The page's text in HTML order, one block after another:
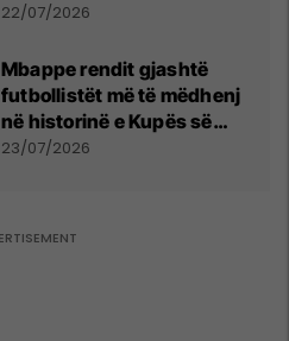
22/07/2026
Mbappe rendit gjashtë
futbollistët më të mëdhenj
në historinë e Kupës së
Botës, Messi mbetet i dyti
23/07/2026